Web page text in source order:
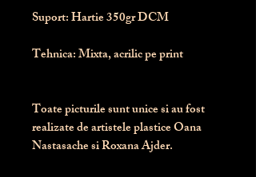
Suport: Hartie 350gr DCM
Tehnica: Mixta, acrilic pe print
Toate picturile sunt unice si au fost
realizate de artistele plastice Oana
Nastasache si Roxana Ajder.